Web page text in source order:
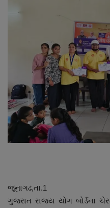
Dipotsav Special
આંતરરાષ્ટ્રીય
રાષ્ટ્રીય
ગુજરાત
Support US
જૂનાગઢ,તા.1
ગુજરાત રાજ્ય યોગ બોર્ડના